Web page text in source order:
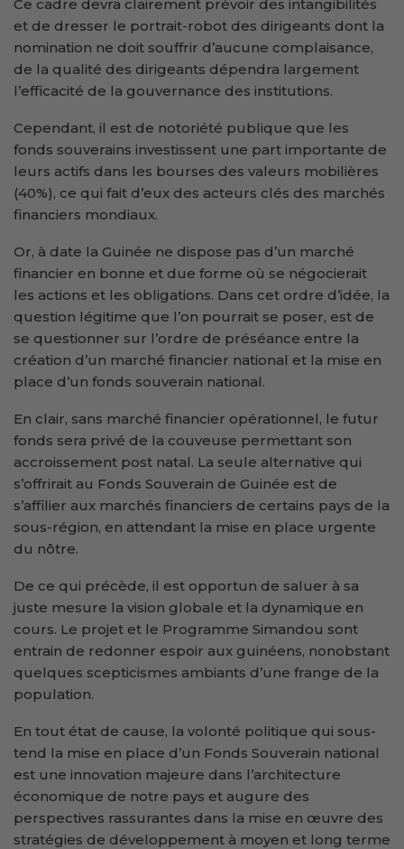
Ce cadre devra clairement prévoir des intangibilités
et de dresser le portrait-robot des dirigeants dont la
nomination ne doit souffrir d’aucune complaisance,
de la qualité des dirigeants dépendra largement
l’efficacité de la gouvernance des institutions.
Cependant, il est de notoriété publique que les
fonds souverains investissent une part importante de
leurs actifs dans les bourses des valeurs mobilières
(40%), ce qui fait d’eux des acteurs clés des marchés
financiers mondiaux.
Or, à date la Guinée ne dispose pas d’un marché
financier en bonne et due forme où se négocierait
les actions et les obligations. Dans cet ordre d’idée, la
question légitime que l’on pourrait se poser, est de
se questionner sur l’ordre de préséance entre la
création d’un marché financier national et la mise en
place d’un fonds souverain national.
En clair, sans marché financier opérationnel, le futur
fonds sera privé de la couveuse permettant son
accroissement post natal. La seule alternative qui
s’offrirait au Fonds Souverain de Guinée est de
s’affilier aux marchés financiers de certains pays de la
sous-région, en attendant la mise en place urgente
du nôtre.
De ce qui précède, il est opportun de saluer à sa
juste mesure la vision globale et la dynamique en
cours. Le projet et le Programme Simandou sont
entrain de redonner espoir aux guinéens, nonobstant
quelques scepticismes ambiants d’une frange de la
population.
En tout état de cause, la volonté politique qui sous-
tend la mise en place d’un Fonds Souverain national
est une innovation majeure dans l’architecture
économique de notre pays et augure des
perspectives rassurantes dans la mise en œuvre des
stratégies de développement à moyen et long terme